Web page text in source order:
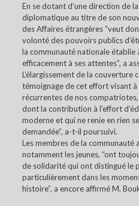
En se dotant d’une direction de
diplomatique au titre de son
des Affaires étrangères “veut
volonté des pouvoirs publics
la communauté nationale établie
efficacement à ses attentes”, a
L’élargissement de la couverture
témoignage de cet effort visant
récurrentes de nos
dont la contribution à l’effort
moderne et qui ne renie en rien
demandée”, a-t-il poursuivi.
Les membres de la communauté
notamment les jeunes, “ont
de solidarité qui ont distingué le
particulièrement dans les
histoire”, a encore affirmé M.